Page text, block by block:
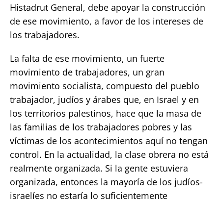
Histadrut General, debe apoyar la construcción
de ese movimiento, a favor de los intereses de
los trabajadores.
La falta de ese movimiento, un fuerte
movimiento de trabajadores, un gran
movimiento socialista, compuesto del pueblo
trabajador, judíos y árabes que, en Israel y en
los territorios palestinos, hace que la masa de
las familias de los trabajadores pobres y las
víctimas de los acontecimientos aquí no tengan
control. En la actualidad, la clase obrera no está
realmente organizada. Si la gente estuviera
organizada, entonces la mayoría de los judíos-
israelíes no estaría lo suficientemente